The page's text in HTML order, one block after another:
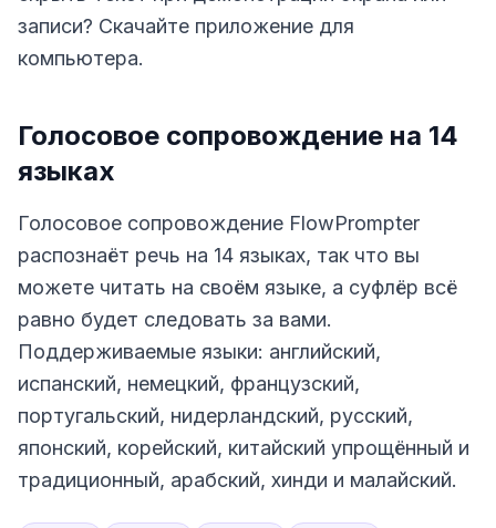
записи? Скачайте приложение для
компьютера.
Голосовое сопровождение на 14
языках
Голосовое сопровождение FlowPrompter
распознаёт речь на 14 языках, так что вы
можете читать на своём языке, а суфлёр всё
равно будет следовать за вами.
Поддерживаемые языки: английский,
испанский, немецкий, французский,
португальский, нидерландский, русский,
японский, корейский, китайский упрощённый и
традиционный, арабский, хинди и малайский.